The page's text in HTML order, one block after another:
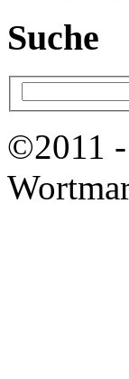
Suche
©2011